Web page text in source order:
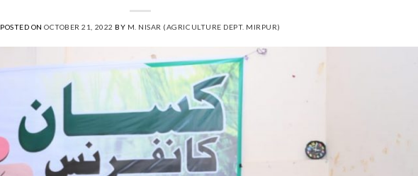
POSTED ONOCTOBER 21, 2022 BY M. NISAR (AGRICULTURE DEPT. MIRPUR)